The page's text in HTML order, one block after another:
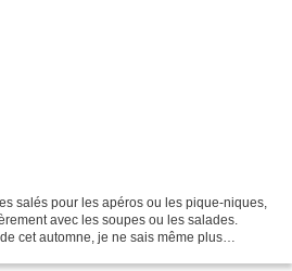
salés pour les apéros ou les pique-niques,
avec les soupes ou les salades.
cet automne, je ne sais même plus